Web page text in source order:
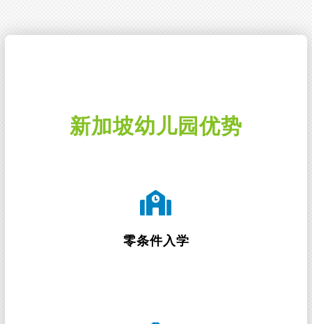
新加坡幼儿园优势
零条件入学
新加坡幼儿园入学零条件，3 至 5 岁的孩子可以直接
有新加坡身份的小朋友也可以来新加坡读幼儿园